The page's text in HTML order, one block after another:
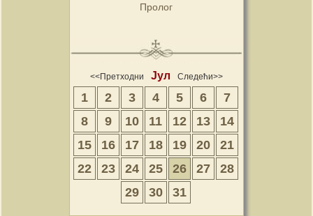
Пролог
<<Претходни Јул Следећи>>
1 2 3 4 5 6
7
8
9 10 11 12 13
14
15
16 17 18 19 20
21
22
23 24 25 26 27
28
29
30 31